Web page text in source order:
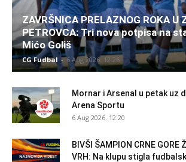
ZAVRŠNICA PRELAZNOG ROKA U
PETROVCA: Tri nova potpisa na
Mićo Goliš
CG Fudbal - 6 Aug 2026. 12:26
Mornar i Arsenal u petak uz
Arena Sportu
6 Aug 2026. 12:20
BIVŠI ŠAMPION CRNE GORE
VRH: Na klupu stigla